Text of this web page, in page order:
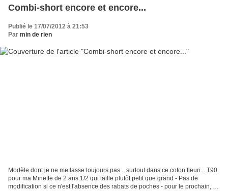
Combi-short encore et encore...
Publié le 17/07/2012 à 21:53
Par min de rien
Modèle dont je ne me lasse toujours pas... surtout dans ce coton fleuri... T90
pour ma Minette de 2 ans 1/2 qui taille plutôt petit que grand - Pas de
modification si ce n'est l'absence des rabats de poches - pour le prochain, je